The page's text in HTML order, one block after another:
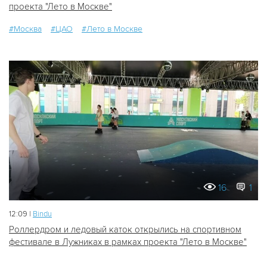
проекта "Лето в Москве"
#Москва #ЦАО #Лето в Москве
16 1
12:09 | Bindu
Роллердром и ледовый каток открылись на спортивном
фестивале в Лужниках в рамках проекта "Лето в Москве"